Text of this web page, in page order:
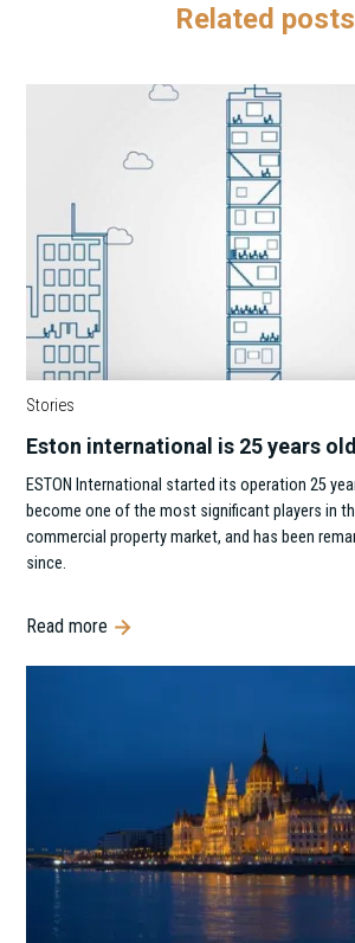
Related posts
Stories
Eston international is 25 years old
‍ESTON International started its operation 25
become one of the most significant players in
commercial property market, and has been
since.
Read more